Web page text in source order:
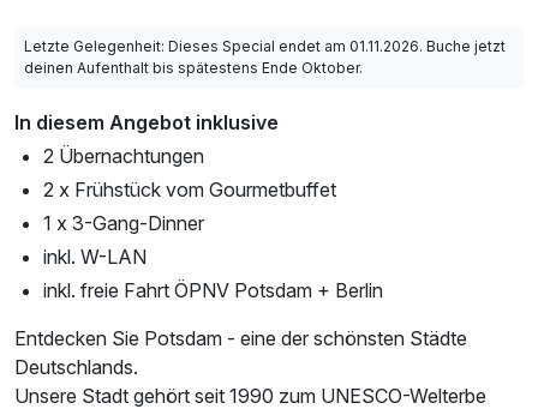
Letzte Gelegenheit: Dieses Special endet am 01.11.2026. Buche jetzt
deinen Aufenthalt bis spätestens Ende Oktober.
In diesem Angebot inklusive
2 Übernachtungen
2 x Frühstück vom Gourmetbuffet
1 x 3-Gang-Dinner
inkl. W-LAN
inkl. freie Fahrt ÖPNV Potsdam + Berlin
Entdecken Sie Potsdam - eine der schönsten Städte
Deutschlands.
Unsere Stadt gehört seit 1990 zum UNESCO-Welterbe